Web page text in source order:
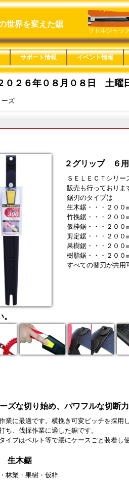
世界を変えた鋸
リトルジャッ
ＣＡＳＴ園
リトルジャッ
覧 木工
竹挽
仮枠
内装
家具
楽器
ＤＩＹ
樹脂
配管
造園
剪定
果樹
林業
園芸
リサイクル
金切
粗大ゴミ
レシプロソー
覧 一般木材・集成材
ＭＤＦ
ＰＢ（ＯＳＢ）
薄板合板
コンパネ
丸太
黒檀・紫檀
デッキ材
竹材
生木
デコラ
アクリル
塩ビパイプ
鉄・アルミ
ダンボール・ペットボ
トル
石膏ボード
覧 Ａシリーズ
Ｂシリーズ
Ｃシリーズ
Ｄシリーズ
Ｅシリーズ
Ｆシリーズ
Ｇシリーズ
Ｈシリーズ
Ｊシリーズ
Ｋシリーズ
Ｌシリーズ
Ｍシリーズ
Ｑシリーズ
Ｒシリーズ
Ｓシリーズ
Ｔシリーズ
Ｕシリーズ
Ｖシリーズ
Ｗシリーズ
Ｘシリーズ
その他の製品
一覧 直柄タイプ １
２
２
２
３
３
鞘付きタイプ １
２
２
２
２
３
３
折込タイプ ２
２
２
３
高枝タイプ ２
３
３
カッタータイプ ８
固定式 １
１
レシプロソー ６
２
村製品
ー
剪定鋏
ター
ｎｅ 用途分類特長
本体特長
目立特長
製品詳細
鋏 Ｃｕｔｏｏｌ
Ｒｅｃｙｃｌｅ
サポート情報
製品紹介動画
取扱説明
鋸の製造工程
縦挽きと横挽き
鋸の使い方
鋸の歴史
旧商品適合替刃一覧
カタログ一覧 総合カタログ
単品カタログ
販促ツール 製品ＰＯＰ
替刃ＢＯＸ
イベント情報
０２６年０８月０８日 土曜
ズ
２グリップ ６
ＳＥＬＥＣＴシリ
販売も行っておりま
鋸刃のタイプは
生木鋸・・・２００
竹挽鋸・・・２００
仮枠鋸・・・２００
剪定鋸・・・２００
果樹鋸・・・２００
樹脂鋸・・・２００
すべての替刃が共用
ズな切り始め、パワフルな切断力
業に最適です。横挽き可変ピッチを採用
ち、伐採作業に適した鋸です。
イプはベルト等で腰にケースごと装着し
生木鋸
林業・果樹・仮枠